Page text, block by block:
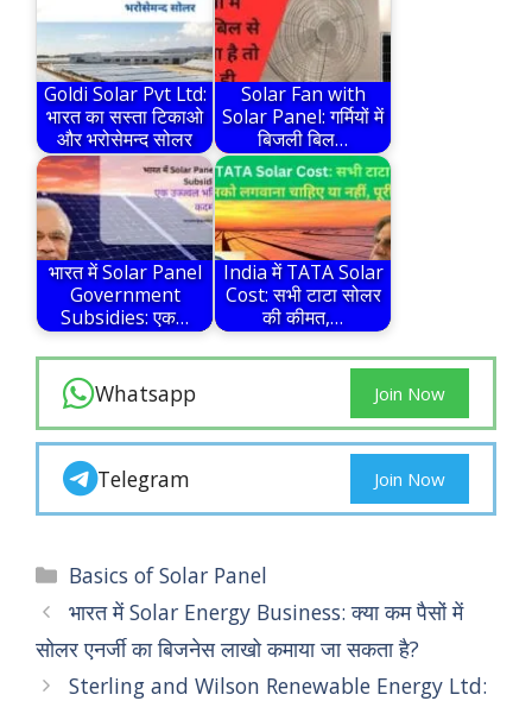
Goldi Solar Pvt Ltd:
भारत का सस्ता टिकाओ
और भरोसेमन्द सोलर
Solar Fan with
Solar Panel: गर्मियों में
बिजली बिल…
भारत में Solar Panel
Government
Subsidies: एक…
India में TATA Solar
Cost: सभी टाटा सोलर
की कीमत,…
Whatsapp Join Now
Telegram Join Now
Categories
Basics of Solar Panel
भारत में Solar Energy Business: क्या कम पैसों में
सोलर एनर्जी का बिजनेस लाखो कमाया जा सकता है?
Sterling and Wilson Renewable Energy Ltd: